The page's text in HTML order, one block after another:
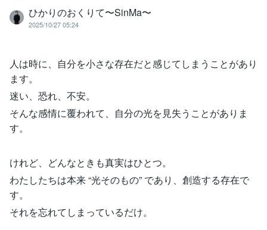
ひかりのおくりて〜SinMa〜
2025/10/27 05:24
人は時に、自分を小さな存在だと感じてしまうことがあり
ます。
迷い、恐れ、不安。
そんな感情に覆われて、自分の光を見失うことがありま
す。
けれど、どんなときも真実はひとつ。
わたしたちは本来 “光そのもの” であり、創造する存在で
す。
それを忘れてしまっているだけ。